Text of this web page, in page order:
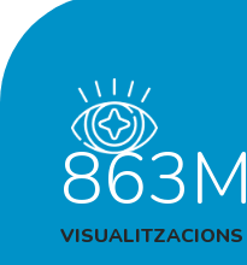
863M
VISUALITZACIONS